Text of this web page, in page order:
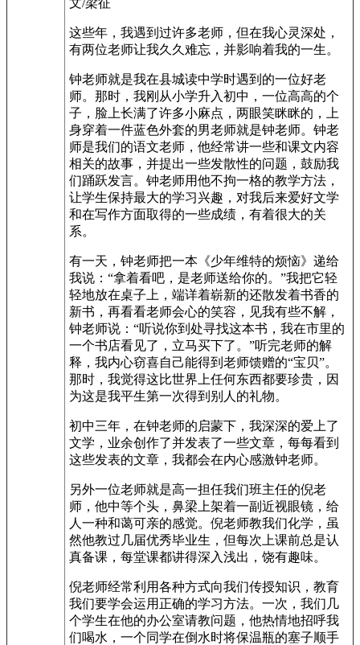
文/梁征
这些年，我遇到过许多老师，但在我心灵深处，
有两位老师让我久久难忘，并影响着我的一生。
钟老师就是我在县城读中学时遇到的一位好老
师。那时，我刚从小学升入初中，一位高高的个
子，脸上长满了许多小麻点，两眼笑眯眯的，上
身穿着一件蓝色外套的男老师就是钟老师。钟老
师是我们的语文老师，他经常讲一些和课文内容
相关的故事，并提出一些发散性的问题，鼓励我
们踊跃发言。钟老师用他不拘一格的教学方法，
让学生保持最大的学习兴趣，对我后来爱好文学
和在写作方面取得的一些成绩，有着很大的关
系。
有一天，钟老师把一本《少年维特的烦恼》递给
我说：“拿着看吧，是老师送给你的。”我把它轻
轻地放在桌子上，端详着崭新的还散发着书香的
新书，再看看老师会心的笑容，见我有些不解，
钟老师说：“听说你到处寻找这本书，我在市里的
一个书店看见了，立马买下了。”听完老师的解
释，我内心窃喜自己能得到老师馈赠的“宝贝”。
那时，我觉得这比世界上任何东西都要珍贵，因
为这是我平生第一次得到别人的礼物。
初中三年，在钟老师的启蒙下，我深深的爱上了
文学，业余创作了并发表了一些文章，每每看到
这些发表的文章，我都会在内心感激钟老师。
另外一位老师就是高一担任我们班主任的倪老
师，他中等个头，鼻梁上架着一副近视眼镜，给
人一种和蔼可亲的感觉。倪老师教我们化学，虽
然他教过几届优秀毕业生，但每次上课前总是认
真备课，每堂课都讲得深入浅出，饶有趣味。
倪老师经常利用各种方式向我们传授知识，教育
我们要学会运用正确的学习方法。一次，我们几
个学生在他的办公室请教问题，他热情地招呼我
们喝水，一个同学在倒水时将保温瓶的塞子顺手